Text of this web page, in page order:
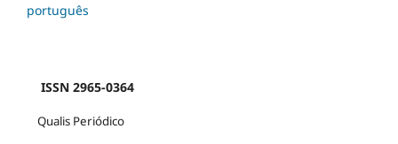
português
ISSN 2965-0364
Qualis Periódico